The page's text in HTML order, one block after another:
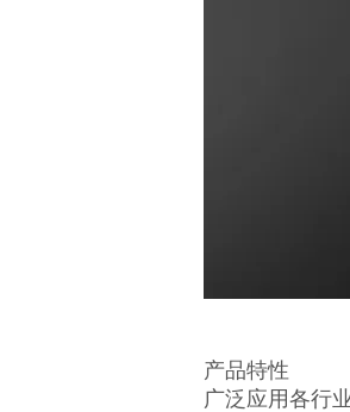
产品特性
广泛应用各行